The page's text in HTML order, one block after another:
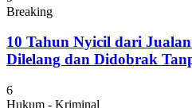
Breaking
10 Tahun Nyicil dari
Dilelang dan Didobrak
6
Hukum - Kriminal